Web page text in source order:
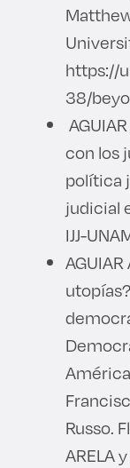
https://
38/
con los
política
judicial
IJJ-
AGUIAR
Russo.
ARELA